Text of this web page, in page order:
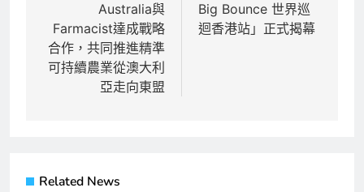
導
覽
Australia與
Farmacist達成戰略
合作，共同推進精準
可持續農業從澳大利
亞走向東盟
Big Bounce 世界巡
迴香港站」正式揭幕
Related News